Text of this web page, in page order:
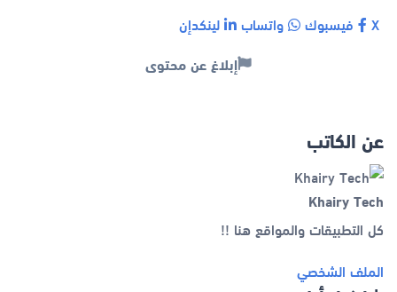
فيسبوك واتساب لينكدإن
إبلاغ عن محتوى
عن الكاتب
Khairy Tech
كل التطبيقات والمواقع هنا !!
الملف الشخصي